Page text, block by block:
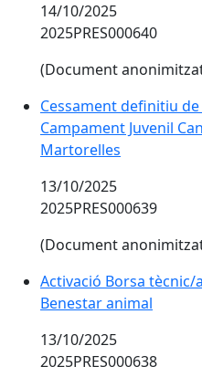
14/10/2025
2025PRES000640
(Document
Cessament definitiu de
Campament Juvenil
Martorelles
13/10/2025
2025PRES000639
(Document
Activació Borsa tècnic/
Benestar animal
13/10/2025
2025PRES000638